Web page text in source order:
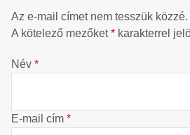
Az e-mail címet nem tesszük közzé.
A kötelező mezőket* karakterrel
Név *
E-mail cím *